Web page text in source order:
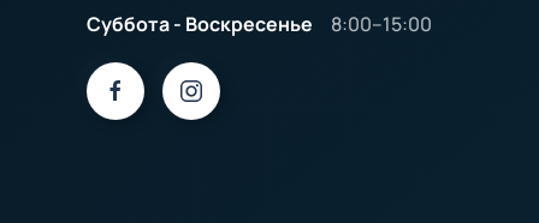
Суббота - Воскресенье
8:00–15:00